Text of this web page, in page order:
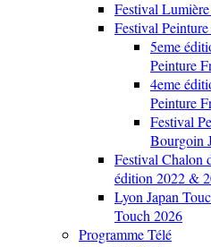
Festival
Festival
5eme
Peinture
4eme
Peinture
Festival
Bourgoin
Festival Chalon
édition 2022 &
Lyon Japan
Touch 2026
Programme Télé